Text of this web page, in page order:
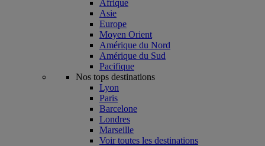
Afrique
Asie
Europe
Moyen Orient
Amérique du Nord
Amérique du Sud
Pacifique
Nos tops destinations
Lyon
Paris
Barcelone
Londres
Marseille
Voir toutes les destinations